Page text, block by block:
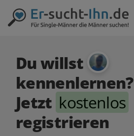
Du willst
kennenlernen?
Jetzt kostenlos
registrieren